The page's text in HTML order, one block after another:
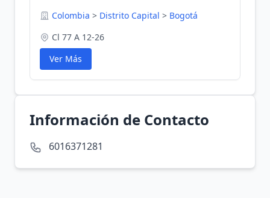
Colombia > Distrito Capital > Bogotá
Cl 77 A 12-26
Ver Más
Información de Contacto
6016371281